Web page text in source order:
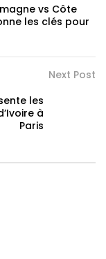
vs Côte
les clés pour
Next Post
les
à
Paris